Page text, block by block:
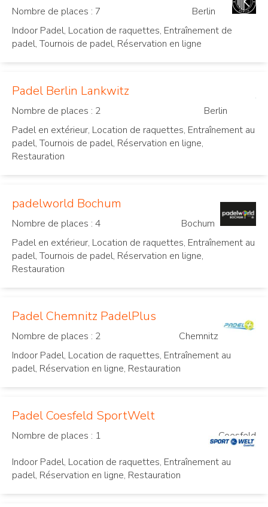
Nombre de places : 7
Berlin
Indoor Padel, Location de raquettes, Entraînement de
padel, Tournois de padel, Réservation en ligne
Padel Berlin Lankwitz
Nombre de places : 2
Berlin
Padel en extérieur, Location de raquettes, Entraînement au
padel, Tournois de padel, Réservation en ligne,
Restauration
padelworld Bochum
Nombre de places : 4
Bochum
Padel en extérieur, Location de raquettes, Entraînement au
padel, Tournois de padel, Réservation en ligne,
Restauration
Padel Chemnitz PadelPlus
Nombre de places : 2
Chemnitz
Indoor Padel, Location de raquettes, Entraînement au
padel, Réservation en ligne, Restauration
Padel Coesfeld SportWelt
Nombre de places : 1
Coesfeld
Indoor Padel, Location de raquettes, Entraînement au
padel, Réservation en ligne, Restauration